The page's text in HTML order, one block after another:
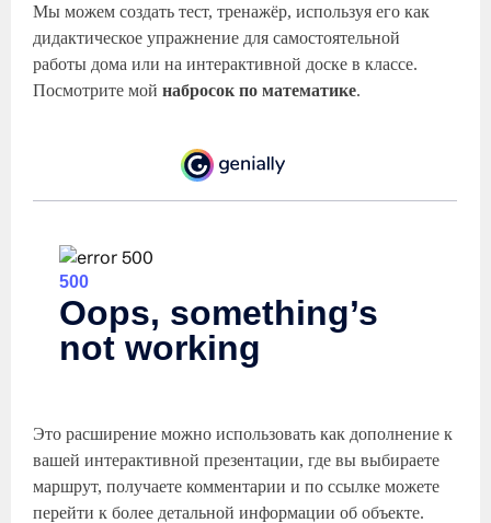
Мы можем создать тест, тренажёр, используя его как
дидактическое упражнение для самостоятельной
работы дома или на интерактивной доске в классе.
Посмотрите мойнабросок по математике.
Это расширение можно использовать как дополнение к
вашей интерактивной презентации, где вы выбираете
маршрут, получаете комментарии и по ссылке можете
перейти к более детальной информации об объекте.